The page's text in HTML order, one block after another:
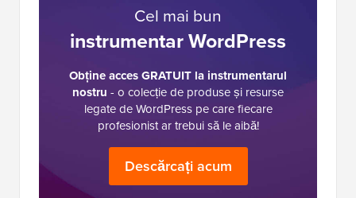
Cel mai bun
instrumentar WordPress
Obține acces GRATUIT la instrumentarul
nostru - o colecție de produse și resurse
legate de WordPress pe care fiecare
profesionist ar trebui să le aibă!
Descărcați acum